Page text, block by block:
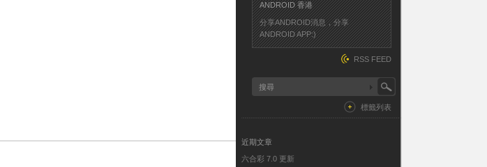
ANDROID 香港
分享ANDROID消息，分享
ANDROID APP:)
RSS FEED
標籤列表
近期文章
六合彩 7.0 更新